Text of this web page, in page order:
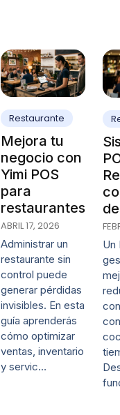
Restaurante
Mejora tu
negocio con
Yimi POS
para
restaurantes
ABRIL 17, 2026
Administrar un
restaurante sin
control puede
generar pérdidas
invisibles. En esta
guía aprenderás
cómo optimizar
ventas, inventario
y servic…
Un